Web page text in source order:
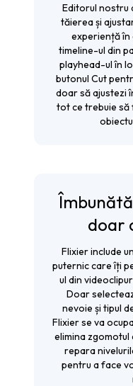
Editorul nostru
tăierea și
experiență
timeline-ul din
playhead-ul în
butonul Cut
doar să ajustezi
tot ce trebuie să
doar
Flixier include
puternic care îți
ul din
Doar
nevoie și tipul
Flixier se va
elimina zgomotul
repara
pentru a face